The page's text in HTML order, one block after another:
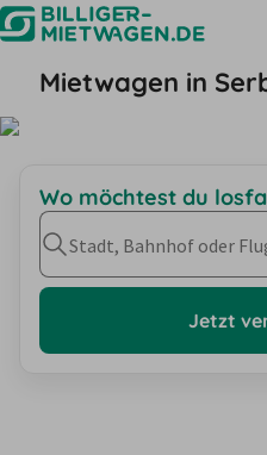
Mietwagen in
Wo möchtest du
Stadt, Bahnhof oder
Jetzt